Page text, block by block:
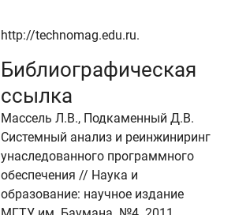
http://technomag.edu.ru.
Библиографическая
ссылка
Массель Л.В., Подкаменный Д.В.
Системный анализ и реинжиниринг
унаследованного программного
обеспечения // Наука и
образование: научное издание